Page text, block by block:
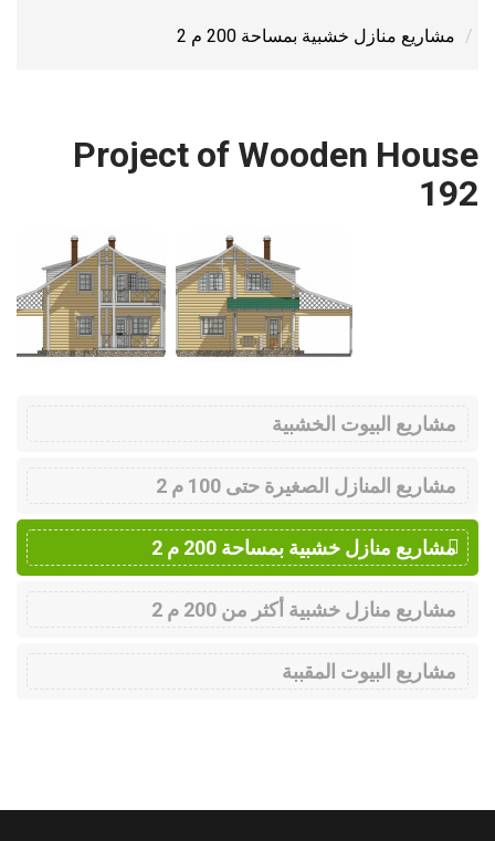
مشاريع منازل خشبية بمساحة 200 م 2
Project of Wooden House
192
مشاريع البيوت الخشبية
مشاريع المنازل الصغيرة حتى 100 م 2
مشاريع منازل خشبية بمساحة 200 م 2
مشاريع منازل خشبية أكثر من 200 م 2
مشاريع البيوت المقببة